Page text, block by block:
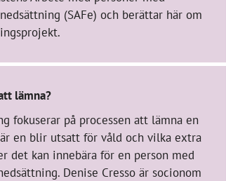
(SAFe) och berättar här om
lämna?
fokuserar på processen att lämna en
en blir utsatt för våld och vilka extra
det kan innebära för en person med
Denise Cresso är socionom